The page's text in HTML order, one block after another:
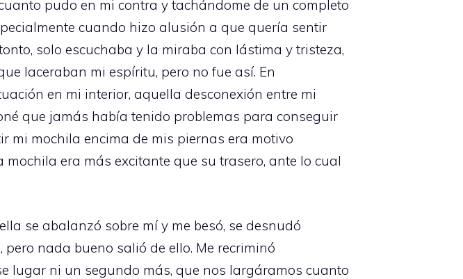
pudo en mi contra y tachándome de un completo
cuando hizo alusión a que quería sentir
solo escuchaba y la miraba con lástima y tristeza,
laceraban mi espíritu, pero no fue así. En
en mi interior, aquella desconexión entre mi
que jamás había tenido problemas para conseguir
mi mochila encima de mis piernas era motivo
era más excitante que su trasero, ante lo cual
se abalanzó sobre mí y me besó, se desnudó
nada bueno salió de ello. Me recriminó
lugar ni un segundo más, que nos largáramos cuanto